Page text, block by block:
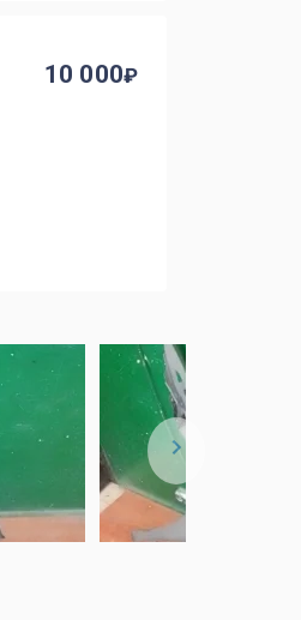
10 000